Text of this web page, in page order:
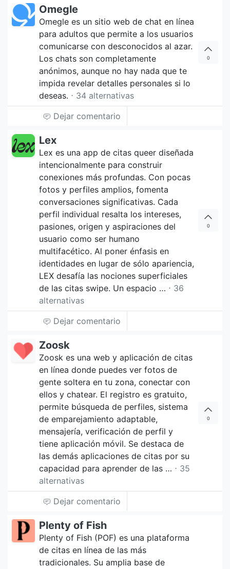
Omegle
Omegle es un sitio web de chat en línea
para adultos que permite a los usuarios
comunicarse con desconocidos al azar.
Los chats son completamente
anónimos, aunque no hay nada que te
impida revelar detalles personales si lo
deseas. ⋅ 34 alternativas
0
Dejar comentario
Lex
Lex es una app de citas queer diseñada
intencionalmente para construir
conexiones más profundas. Con pocas
fotos y perfiles amplios, fomenta
conversaciones significativas. Cada
perfil individual resalta los intereses,
pasiones, origen y aspiraciones del
usuario como ser humano
multifacético. Al poner énfasis en
identidades en lugar de sólo apariencia,
LEX desafía las nociones superficiales
de las citas swipe. Un espacio … ⋅ 36
alternativas
0
Dejar comentario
Zoosk
Zoosk es una web y aplicación de citas
en línea donde puedes ver fotos de
gente soltera en tu zona, conectar con
ellos y chatear. El registro es gratuito,
permite búsqueda de perfiles, sistema
de emparejamiento adaptable,
mensajería, verificación de perfil y
tiene aplicación móvil. Se destaca de
las demás aplicaciones de citas por su
capacidad para aprender de las … ⋅ 35
alternativas
0
Dejar comentario
Plenty of Fish
Plenty of Fish (POF) es una plataforma
de citas en línea de las más
tradicionales. Su amplia base de